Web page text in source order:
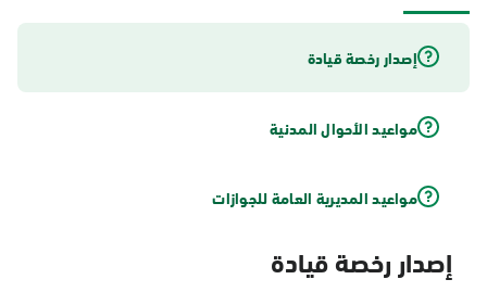
إصدار رخصة قيادة
مواعيد الأحوال المدنية
مواعيد المديرية العامة للجوازات
إصدار رخصة قيادة